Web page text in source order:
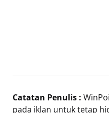
Catatan Penulis :
pada iklan untuk tetap